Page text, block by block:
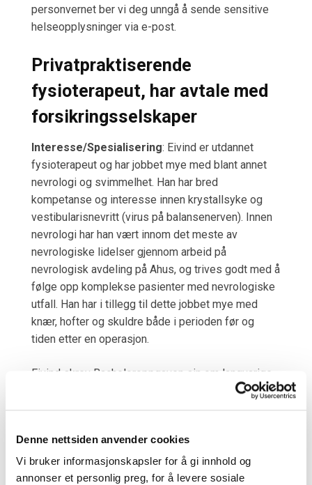
Denne nettsiden anvender cookies
Vi bruker informasjonskapsler for å gi innhold og
annonser et personlig preg, for å levere sosiale
personvernet ber vi deg unngå å sende sensitive
helseopplysninger via e-post.
Privatpraktiserende
fysioterapeut, har avtale med
forsikringsselskaper
Interesse/Spesialisering: Eivind er utdannet
fysioterapeut og har jobbet mye med blant annet
nevrologi og svimmelhet. Han har bred
kompetanse og interesse innen krystallsyke og
vestibularisnevritt (virus på balansenerven). Innen
nevrologi har han vært innom det meste av
nevrologiske lidelser gjennom arbeid på
nevrologisk avdeling på Ahus, og trives godt med å
følge opp komplekse pasienter med nevrologiske
utfall. Han har i tillegg til dette jobbet mye med
knær, hofter og skuldre både i perioden før og
tiden etter en operasjon.
Eivind skrev Bacheloroppgaven sin om langvarige,
uspesifikke korsryggplager, og hvilke grep man kan
ta som fysioterapeut for å bedre hjelpe pasienter
Denne kunnskapen har han også fått god nytte av i
behandling av andre plager i rygg, skulder og
nakke.